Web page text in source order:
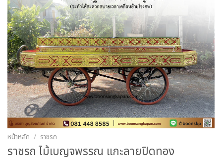
หน้าหลัก / ราชรถ
ราชรถ ไม้เบญจพรรณ แกะลายปิดทอง